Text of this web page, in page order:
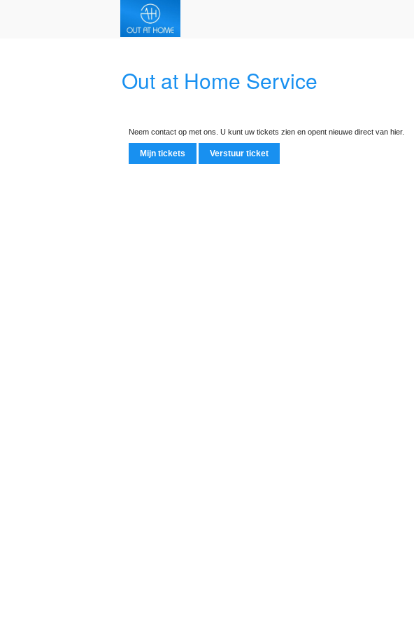
Out at Home Service
Neem contact op met ons. U kunt uw tickets zien en opent nieuwe direct van hier.
Mijn tickets Verstuur ticket